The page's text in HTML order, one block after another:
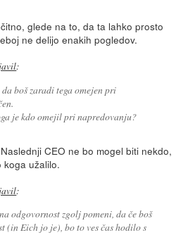
glede na to, da ta lahko prosto
ne delijo enakih pogledov.
:
boš zaradi tega omejen pri
je kdo omejil pri napredovanju?
CEO ne bo mogel biti nekdo,
koga užalilo.
:
odgovornost zgolj pomeni, da če boš
(in Eich jo je), bo to ves čas hodilo s